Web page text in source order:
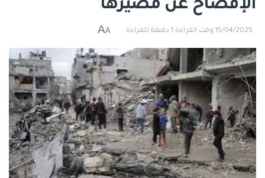
الإفصاح عن مصيرها
15/04/2025 وقت القراءة:1 دقيقة للقراءة A
A